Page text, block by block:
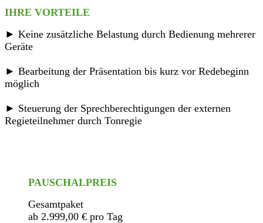
IHRE VORTEILE
► Keine zusätzliche Belastung durch Bedienung mehrerer
Geräte
► Bearbeitung der Präsentation bis kurz vor Redebeginn
möglich
► Steuerung der Sprechberechtigungen der externen
Regieteilnehmer durch Tonregie
PAUSCHALPREIS
Gesamtpaket
ab 2.999,00 € pro Tag